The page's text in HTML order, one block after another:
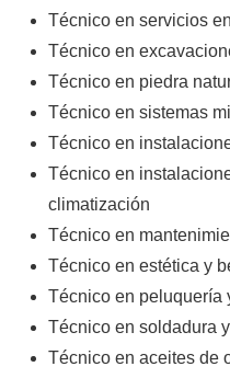
Técnico en servicios
Técnico en
Técnico en piedra
Técnico en sistemas
Técnico en
Técnico en
climatización
Técnico en
Técnico en estética y
Técnico en peluquería
Técnico en soldadura
Técnico en aceites de